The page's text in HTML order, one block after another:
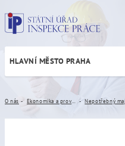
Archiv
HLAVNÍ MĚSTO PRAHA
O nás